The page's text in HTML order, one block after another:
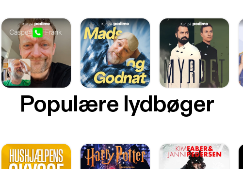
Populære lydbøger